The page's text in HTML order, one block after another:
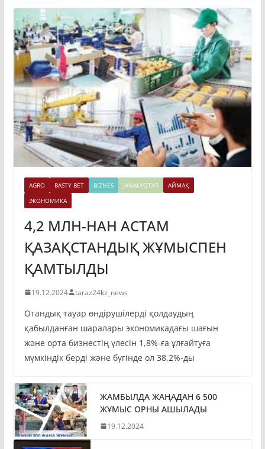
AGRO BASTY BET BIZNES JAŃALYQTAR
АЙМАҚ
ЭКОНОМИКА
4,2 МЛН-НАН АСТАМ
ҚАЗАҚСТАНДЫҚ ЖҰМЫСПЕН
ҚАМТЫЛДЫ
19.12.2024 taraz24kz_news
Отандық тауар өндірушілерді қолдаудың
қабылданған шаралары экономикадағы шағын
және орта бизнестің үлесін 1,8%-ға ұлғайтуға
мүмкіндік берді және бүгінде ол 38,2%-ды
ЖАМБЫЛДА ЖАҢАДАН 6 500
ЖҰМЫС ОРНЫ АШЫЛАДЫ
19.12.2024